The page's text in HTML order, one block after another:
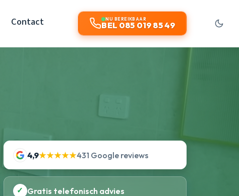
Contact NU BEREIKBAAR
BEL 085 019 85 49
4,9★★★★★431 Google reviews
✓ Gratis telefonisch advies